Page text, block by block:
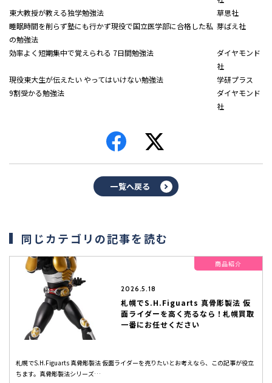
東大教授が教える独学勉強法
草思社
睡眠時間を削らず塾にも行かず現役で国立医学部に合格した私
の勉強法
芽ばえ社
効率よく短期集中で覚えられる 7日間勉強法
ダイヤモンド
社
現役東大生が伝えたい やってはいけない勉強法
学研プラス
9割受かる勉強法
ダイヤモンド
社
一覧へ戻る
同じカテゴリの記事を読む
商品紹介
2026.5.18
札幌でS.H.Figuarts 真骨彫製法 仮
面ライダーを高く売るなら！札幌買取
一番にお任せください
札幌でS.H.Figuarts 真骨彫製法 仮面ライダーを売りたいとお考えなら、この記事が役立
ちます。真骨彫製法シリーズ…